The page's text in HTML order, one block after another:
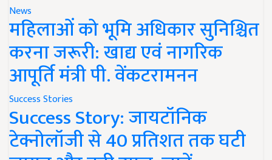
News
महिलाओं को भूमि अधिकार सुनिश्चित
करना जरूरी: खाद्य एवं नागरिक
आपूर्ति मंत्री पी. वेंकटरामनन
Success Stories
Success Story: जायटॉनिक
टेक्नोलॉजी से 40 प्रतिशत तक घटी